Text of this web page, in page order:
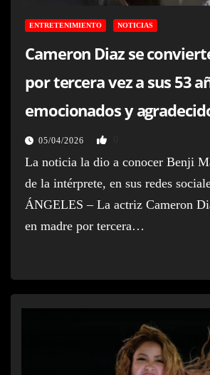
ENTRETENIMIENTO NOTICIAS
Cameron Diaz se
por tercera vez a sus 53
emocionados y
05/04/2026
La noticia la dio a conocer Benji
de la intérprete, en sus redes
ÁNGELES – La actriz Cameron
en madre por tercera…